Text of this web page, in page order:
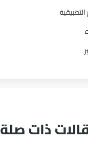
ذات صلة